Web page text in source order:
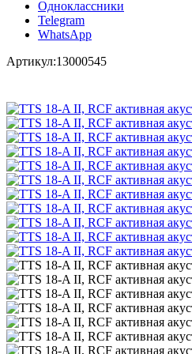
Одноклассники
Telegram
WhatsApp
Артикул:13000545